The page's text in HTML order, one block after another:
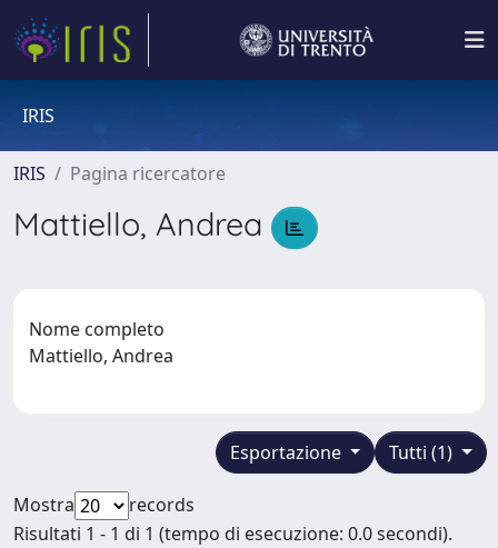
IRIS
IRIS Pagina ricercatore
Mattiello, Andrea
Nome completo
Mattiello, Andrea
Tutti (1)
Esportazione
Mostra
records
Risultati 1 - 1 di 1 (tempo di esecuzione: 0.0 secondi).